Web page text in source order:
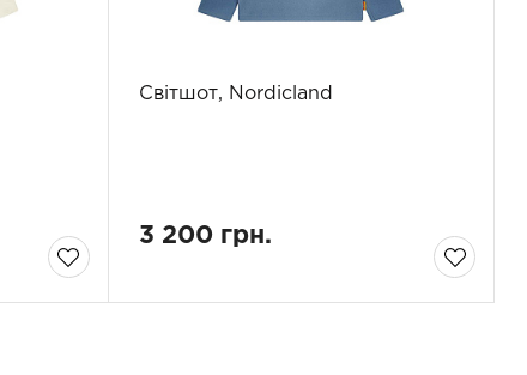
Світшот, Nordicland
3 200 грн.